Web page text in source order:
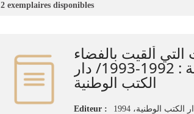
2 exemplaires disponibles
ألقيت بالفضاء
الثقافي للخلدونية : 1992-1993/ دار
الكتب الوطنية
Editeur : الوطنية، 1994